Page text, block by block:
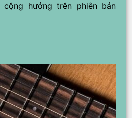
hưởng trên phiên bản